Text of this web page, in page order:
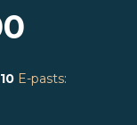
E-pasts: